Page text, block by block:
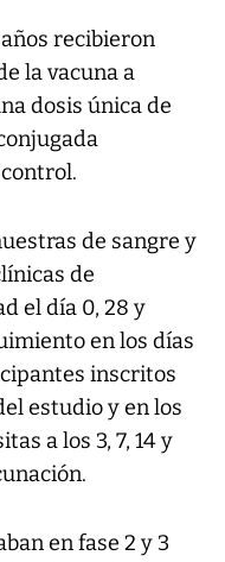
recibieron
la vacuna a
dosis única de
de sangre y
de
el día 0, 28 y
en los días
inscritos
estudio y en los
a los 3, 7, 14 y
en fase 2 y 3